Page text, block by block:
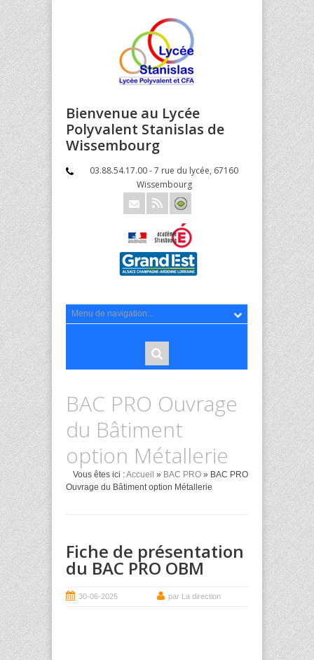
Bienvenue au Lycée
Polyvalent Stanislas de
Wissembourg
03.88.54.17.00 - 7 rue du lycée, 67160
Wissembourg
BAC PRO Ouvrage
du Bâtiment
option Métallerie
Vous êtes ici :Accueil » BAC PRO » BAC PRO
Ouvrage du Bâtiment option Métallerie
Fiche de présentation
du BAC PRO OBM
30-06-2025 par La direction